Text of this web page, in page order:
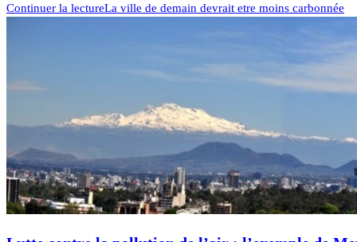
Continuer la lectureLa ville de demain devrait etre moins carbonnée